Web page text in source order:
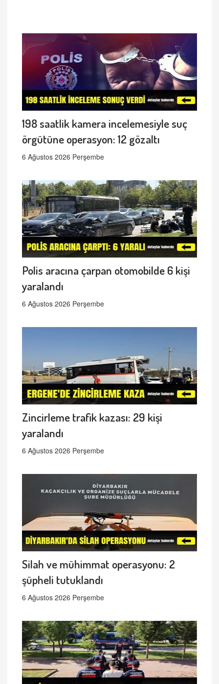
198 saatlik kamera incelemesiyle suç
örgütüne operasyon: 12 gözaltı
6 Ağustos 2026 Perşembe
Polis aracına çarpan otomobilde 6 kişi
yaralandı
6 Ağustos 2026 Perşembe
Zincirleme trafik kazası: 29 kişi
yaralandı
6 Ağustos 2026 Perşembe
Silah ve mühimmat operasyonu: 2
şüpheli tutuklandı
6 Ağustos 2026 Perşembe